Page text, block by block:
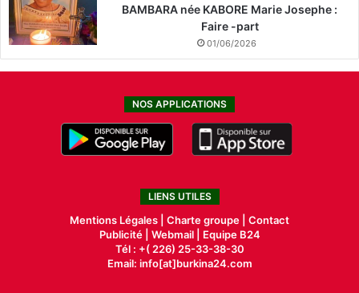
BAMBARA née KABORE Marie Josephe :
Faire -part
01/06/2026
NOS APPLICATIONS
LIENS UTILES
Mentions Légales | Charte groupe | Contact
Publicité| Webmail |
Equipe B24
Tél : +( 226) 25-33-38-30
Email: info[at]burkina24.com